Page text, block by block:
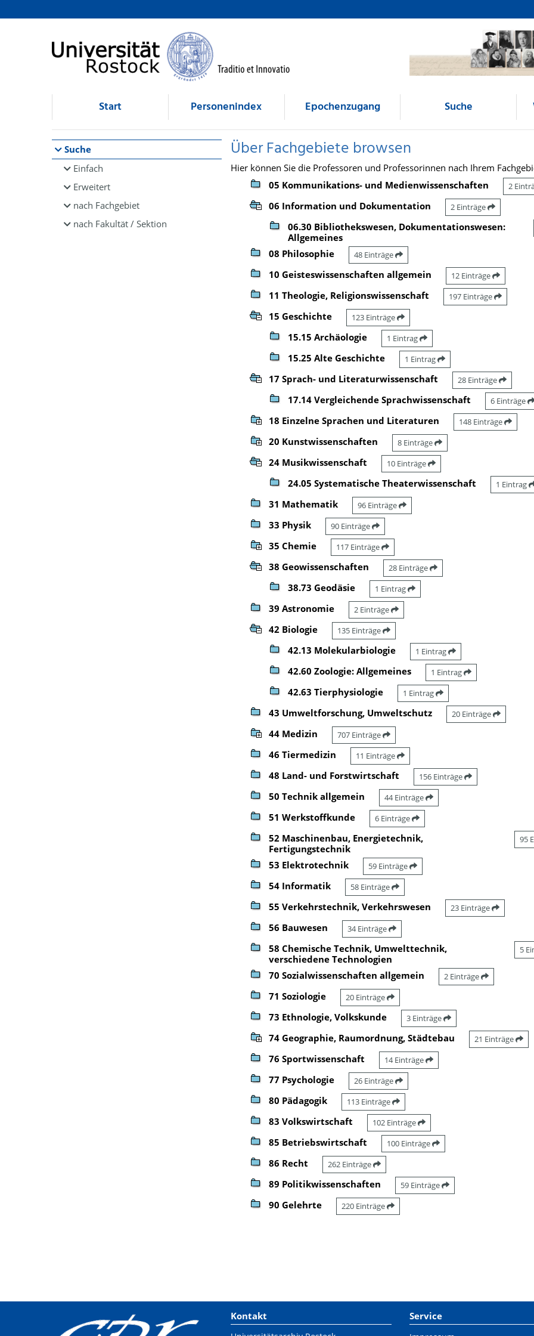
Browsen
direkt zum Inhalt
Start Personenindex Epochenzugang Suche
Suche
Einfach
Erweitert
nach Fachgebiet
nach Fakultät / Sektion
Über Fachgebiete browsen
Hier können Sie die Professoren und Professorinnen nach Ihrem
05 Kommunikations- und Medienwissenschaften
2
06 Information und Dokumentation 2 Einträge
06.30 Bibliothekswesen, Dokumentationswesen:
Allgemeines
08 Philosophie 48 Einträge
10 Geisteswissenschaften allgemein 12 Einträge
11 Theologie, Religionswissenschaft 197 Einträge
15 Geschichte 123 Einträge
15.15 Archäologie 1 Eintrag
15.25 Alte Geschichte 1 Eintrag
17 Sprach- und Literaturwissenschaft 28 Einträge
17.14 Vergleichende Sprachwissenschaft 6 Einträge
18 Einzelne Sprachen und Literaturen 148 Einträge
20 Kunstwissenschaften 8 Einträge
24 Musikwissenschaft 10 Einträge
24.05 Systematische Theaterwissenschaft 1 Eintrag
31 Mathematik 96 Einträge
33 Physik 90 Einträge
35 Chemie 117 Einträge
38 Geowissenschaften 28 Einträge
38.73 Geodäsie 1 Eintrag
39 Astronomie 2 Einträge
42 Biologie 135 Einträge
42.13 Molekularbiologie 1 Eintrag
42.60 Zoologie: Allgemeines 1 Eintrag
42.63 Tierphysiologie 1 Eintrag
43 Umweltforschung, Umweltschutz 20 Einträge
44 Medizin 707 Einträge
46 Tiermedizin 11 Einträge
48 Land- und Forstwirtschaft 156 Einträge
50 Technik allgemein 44 Einträge
51 Werkstoffkunde 6 Einträge
52 Maschinenbau, Energietechnik,
Fertigungstechnik
95
53 Elektrotechnik 59 Einträge
54 Informatik 58 Einträge
55 Verkehrstechnik, Verkehrswesen 23 Einträge
56 Bauwesen 34 Einträge
58 Chemische Technik, Umwelttechnik,
verschiedene Technologien
5
70 Sozialwissenschaften allgemein 2 Einträge
71 Soziologie 20 Einträge
73 Ethnologie, Volkskunde 3 Einträge
74 Geographie, Raumordnung, Städtebau 21 Einträge
76 Sportwissenschaft 14 Einträge
77 Psychologie 26 Einträge
80 Pädagogik 113 Einträge
83 Volkswirtschaft 102 Einträge
85 Betriebswirtschaft 100 Einträge
86 Recht 262 Einträge
89 Politikwissenschaften 59 Einträge
90 Gelehrte 220 Einträge
Kontakt Service